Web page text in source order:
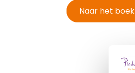
Naar het boek